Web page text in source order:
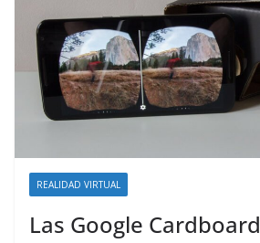
REALIDAD VIRTUAL
Las Google Cardboard